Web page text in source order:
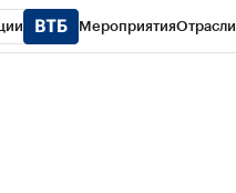
МероприятияОтрасли